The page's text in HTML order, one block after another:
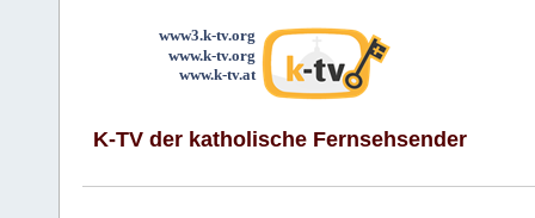
www3.k-tv.org
www.k-tv.org
www.k-tv.at
K-TV der katholische Fernsehsender